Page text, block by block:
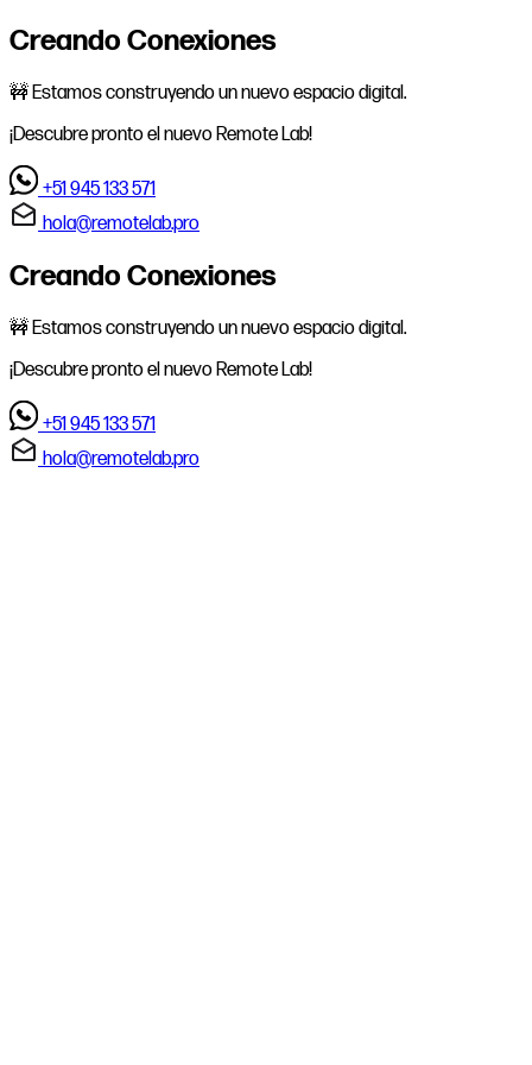
Creando Conexiones
🚧 Estamos construyendo un nuevo espacio digital.
¡Descubre pronto el nuevo Remote Lab!
+51 945 133 571
hola@remotelab.pro
Creando Conexiones
🚧 Estamos construyendo un nuevo espacio digital.
¡Descubre pronto el nuevo Remote Lab!
+51 945 133 571
hola@remotelab.pro